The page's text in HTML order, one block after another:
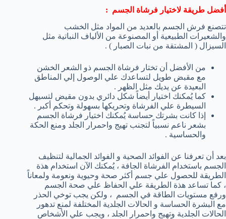
أفضل طريقة لاختيار فرشاة الجسم :
تتصنع فرش الجسم بالعديد من المواد مثل الخشب
والشعيرات الطبيعية أو المصنوعة من الألياف النباتية مثل
السيزال ( المشتقة من نبات الصبار ) .
من الأفضل أن تختار فرشاة الجسم ذو الشعر الخشن
مع مقبض طويل لتساعدك علي الوصول إلي المناطق
البعيدة عن يديك مثل الظهر .
كما يُمكنك اختيار أيضاً شكل دائري بدون مقيض لتسيهل
السيطرة علي الفرشاة وتحريكها بسهولة وتحكم أكبر .
إذا كانت بشرتك حساسة يُمكنك اختيار فرشاة الجسم
بشعر ناعم نسبياً لتجنب تهيج واحمرار الجلد ومنع الحكة
والحساسية .
بعد أن تعرفنا عن الفوائد الصحية و الفوائد الجمالية لتنظيف
الجسم باستخدام الفرشاة الجافة ، يُمكنك الآن استخدام هذة
الطريقة للحصول علي جسم أكثر صحة وحيوية ونعومة ولمعاناً
، كما تساعد هذة الطريقة علي الحفاظ علي صحة الجسم
ورفع مستويات الطاقة في الجسم ، ولكن يجب توخي الحذر
مع البشرة الحساسة و الحالات الجلدية المختلفة لمنع تدهور
الحالات الجلدية وتهيج واحمرار الجلد ، ويجب علي الأشخاص